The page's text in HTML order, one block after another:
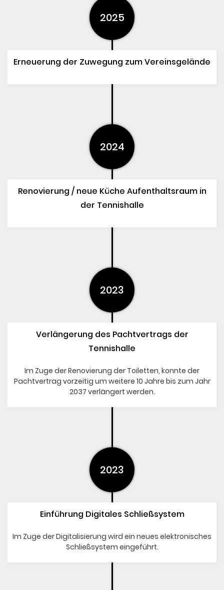
2025
Erneuerung der Zuwegung zum Vereinsgelände
2024
Renovierung / neue Küche Aufenthaltsraum in
der Tennishalle
2023
Verlängerung des Pachtvertrags der
Tennishalle
Im Zuge der Renovierung der Toiletten, konnte der
Pachtvertrag vorzeitig um weitere 10 Jahre bis zum Jahr
2037 verlängert werden.
2023
Einführung Digitales Schließsystem
Im Zuge der Digitalisierung wird ein neues elektronisches
Schließsystem eingeführt.